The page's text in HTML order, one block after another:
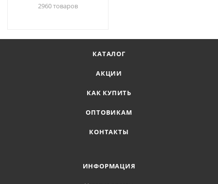
2960 товаров
КАТАЛОГ
АКЦИИ
КАК КУПИТЬ
ОПТОВИКАМ
КОНТАКТЫ
ИНФОРМАЦИЯ